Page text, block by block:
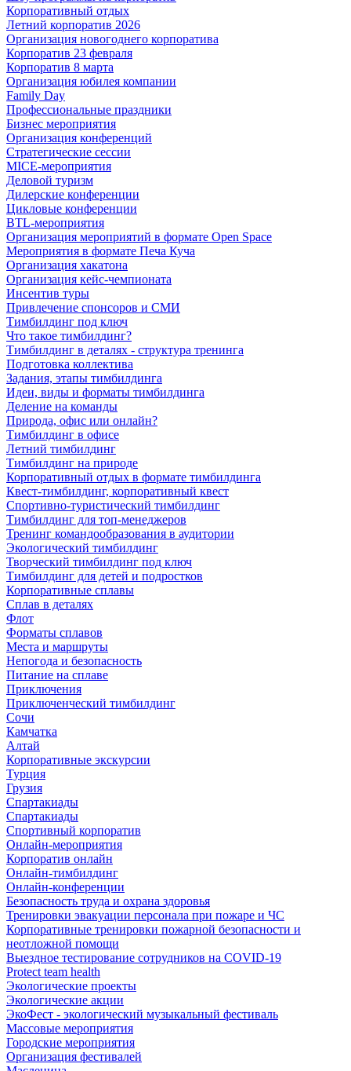
Корпоративный отдых
Летний корпоратив 2026
Организация новогоднего корпоратива
Корпоратив 23 февраля
Корпоратив 8 марта
Организация юбилея компании
Family Day
Профессиональные праздники
Бизнес мероприятия
Организация конференций
Стратегические сессии
MICE-мероприятия
Деловой туризм
Дилерские конференции
Цикловые конференции
BTL-мероприятия
Организация мероприятий в формате Open Space
Мероприятия в формате Печа Куча
Организация хакатона
Организация кейс-чемпионата
Инсентив туры
Привлечение спонсоров и СМИ
Тимбилдинг под ключ
Что такое тимбилдинг?
Тимбилдинг в деталях - структура тренинга
Подготовка коллектива
Задания, этапы тимбилдинга
Идеи, виды и форматы тимбилдинга
Деление на команды
Природа, офис или онлайн?
Тимбилдинг в офисе
Летний тимбилдинг
Тимбилдинг на природе
Корпоративный отдых в формате тимбилдинга
Квест-тимбилдинг, корпоративный квест
Спортивно-туристический тимбилдинг
Тимбилдинг для топ-менеджеров
Тренинг командообразования в аудитории
Экологический тимбилдинг
Творческий тимбилдинг под ключ
Тимбилдинг для детей и подростков
Корпоративные сплавы
Сплав в деталях
Флот
Форматы сплавов
Места и маршруты
Непогода и безопасность
Питание на сплаве
Приключения
Приключенческий тимбилдинг
Сочи
Камчатка
Алтай
Корпоративные экскурсии
Турция
Грузия
Спартакиады
Спартакиады
Спортивный корпоратив
Онлайн-мероприятия
Корпоратив онлайн
Онлайн-тимбилдинг
Онлайн-конференции
Безопасность труда и охрана здоровья
Тренировки эвакуации персонала при пожаре и ЧС
Корпоративные тренировки пожарной безопасности и
неотложной помощи
Выездное тестирование сотрудников на COVID-19
Protect team health
Экологические проекты
Экологические акции
ЭкоФест - экологический музыкальный фестиваль
Массовые мероприятия
Городские мероприятия
Организация фестивалей